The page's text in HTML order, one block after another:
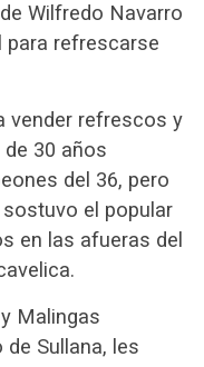
Wilfredo Navarro
para refrescarse
vender refrescos y
de 30 años
del 36, pero
sostuvo el popular
en las afueras del
Malingas
Sullana, les